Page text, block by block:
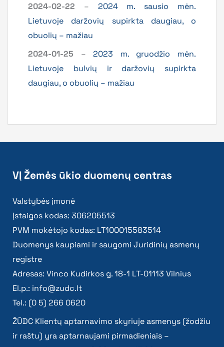
2024-02-22 – 2024 m. sausio mėn.
Lietuvoje daržovių supirkta daugiau, o
obuolių – mažiau
2024-01-25 –2023 m. gruodžio mėn.
Lietuvoje bulvių ir daržovių supirkta
daugiau, o obuolių – mažiau
VĮ Žemės ūkio duomenų centras
Valstybės įmonė
Įstaigos kodas: 306205513
PVM mokėtojo kodas: LT100015583514
Duomenys kaupiami ir saugomi Juridinių asmenų
registre
Adresas: Vinco Kudirkos g. 18-1 LT-01113 Vilnius
El.p.: info@zudc.lt
Tel.: (0 5) 266 0620
ŽŪDC Klientų aptarnavimo skyriuje asmenys (žodžiu
ir raštu) yra aptarnaujami pirmadieniais –